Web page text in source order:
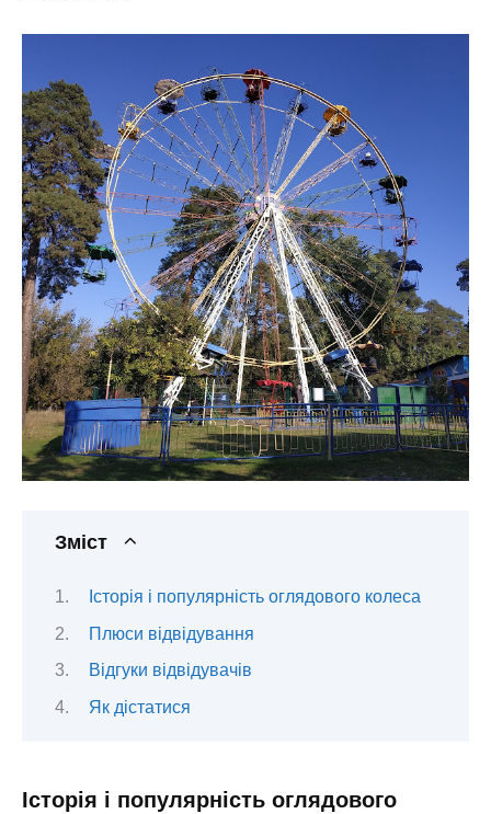
Зміст
Історія і популярність оглядового колеса
Плюси відвідування
Відгуки відвідувачів
Як дістатися
Історія і популярність оглядового